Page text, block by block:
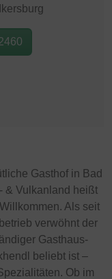
Gasthof in Bad
& Vulkanland heißt
Als seit
verwöhnt der
Gasthaus-
beliebt ist –
Ob im